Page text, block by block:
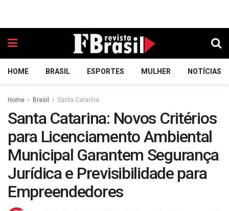
HOME BRASIL ESPORTES MULHER NOTÍCIAS
Home Brasil Santa Catarina
Santa Catarina: Novos Critérios
para Licenciamento Ambiental
Municipal Garantem Segurança
Jurídica e Previsibilidade para
Empreendedores